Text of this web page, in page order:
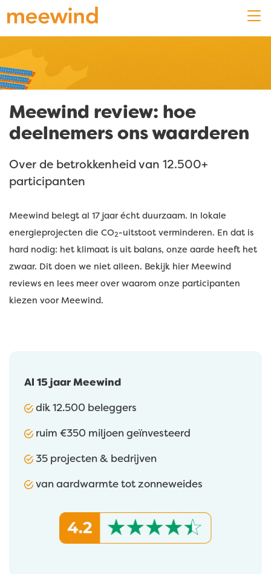
Meewind review: hoe
deelnemers ons waarderen
Over de betrokkenheid van 12.500+
participanten
Meewind belegt al 17 jaar écht duurzaam. In lokale
energieprojecten die CO2-uitstoot verminderen. En dat is
hard nodig: het klimaat is uit balans, onze aarde heeft het
zwaar. Dit doen we niet alleen. Bekijk hier Meewind
reviews en lees meer over waarom onze participanten
kiezen voor Meewind.
Al 15 jaar Meewind
dik 12.500 beleggers
ruim €350 miljoen geïnvesteerd
35 projecten & bedrijven
van aardwarmte tot zonneweides